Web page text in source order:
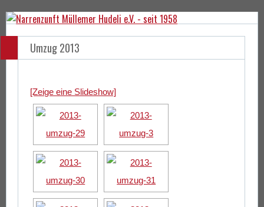
Umzug 2013
[Zeige eine Slideshow]